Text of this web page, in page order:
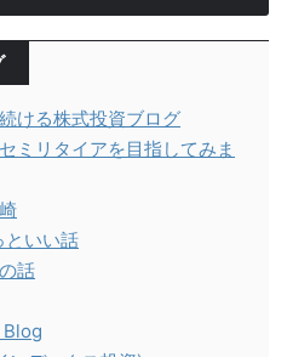
ける株式投資ブログ
ミリタイアを目指してみま
といい話
話